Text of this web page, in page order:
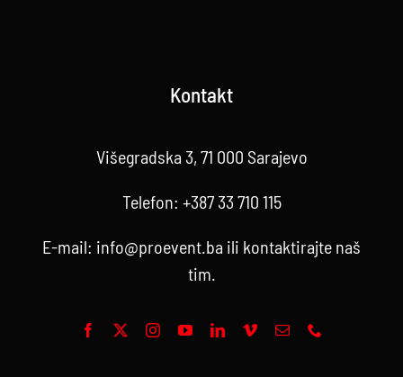
Kontakt
Višegradska 3, 71 000 Sarajevo
Telefon: +387 33 710 115
E-mail: info@proevent.ba ili kontaktirajte naš
tim.